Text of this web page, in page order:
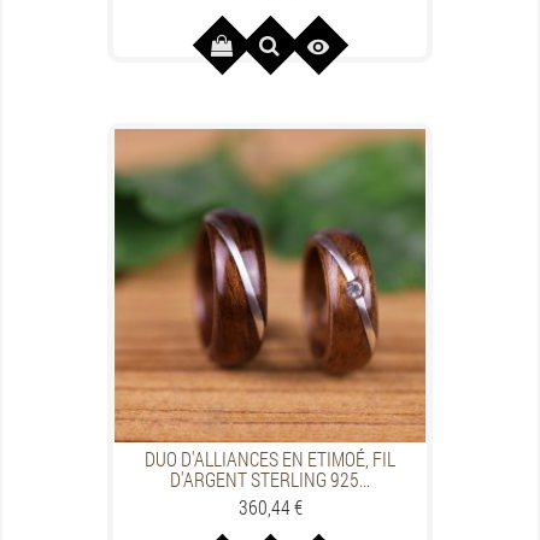

DUO D'ALLIANCES EN ETIMOÉ, FIL
D'ARGENT STERLING 925...
Preis
360,44 €